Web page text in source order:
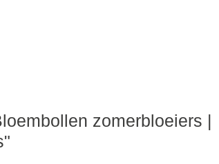
zomerbloeiers |